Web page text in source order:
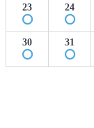
23 24
30 31